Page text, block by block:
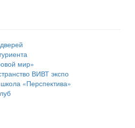
мир»
ВИВТ экспо
«Перспектива»